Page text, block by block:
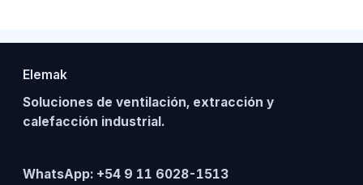
Elemak
Soluciones de ventilación, extracción y
calefacción industrial.
WhatsApp: +54 9 11 6028-1513